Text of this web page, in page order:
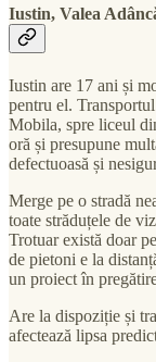
Iustin, Valea
Iustin are 17 ani și
pentru el.
Mobila, spre liceul
oră și presupune
defectuoasă și
Merge pe o stradă
toate străduțele de
Trotuar există doar
de pietoni e la
un proiect în
Are la dispoziție și
afectează lipsa